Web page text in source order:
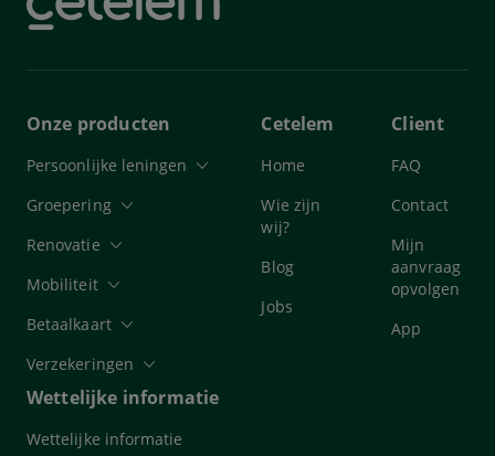
Onze producten
Persoonlijke leningen
Groepering
Renovatie
Mobiliteit
Betaalkaart
Verzekeringen
Cetelem
Home
Wie zijn
wij?
Blog
Jobs
Client
FAQ
Contact
Mijn
aanvraag
opvolgen
App
Wettelijke informatie
Wettelijke informatie